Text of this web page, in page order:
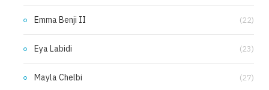
Emma Benji II (22)
Eya Labidi (23)
Mayla Chelbi (27)